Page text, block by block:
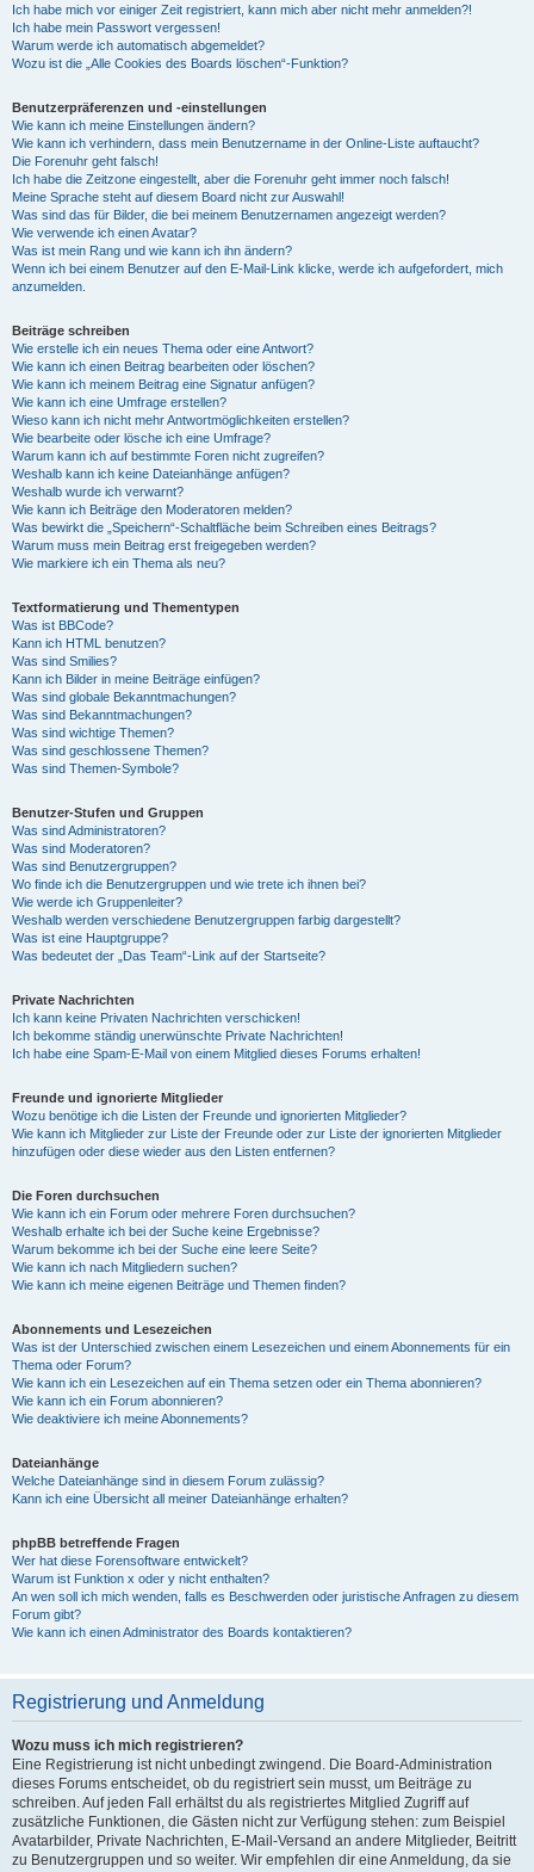
Ich habe mich vor einiger Zeit registriert, kann mich aber nicht mehr anmelden?!
Ich habe mein Passwort vergessen!
Warum werde ich automatisch abgemeldet?
Wozu ist die „Alle Cookies des Boards löschen“-Funktion?
Benutzerpräferenzen und -einstellungen
Wie kann ich meine Einstellungen ändern?
Wie kann ich verhindern, dass mein Benutzername in der Online-Liste auftaucht?
Die Forenuhr geht falsch!
Ich habe die Zeitzone eingestellt, aber die Forenuhr geht immer noch falsch!
Meine Sprache steht auf diesem Board nicht zur Auswahl!
Was sind das für Bilder, die bei meinem Benutzernamen angezeigt werden?
Wie verwende ich einen Avatar?
Was ist mein Rang und wie kann ich ihn ändern?
Wenn ich bei einem Benutzer auf den E-Mail-Link klicke, werde ich aufgefordert, mich
anzumelden.
Beiträge schreiben
Wie erstelle ich ein neues Thema oder eine Antwort?
Wie kann ich einen Beitrag bearbeiten oder löschen?
Wie kann ich meinem Beitrag eine Signatur anfügen?
Wie kann ich eine Umfrage erstellen?
Wieso kann ich nicht mehr Antwortmöglichkeiten erstellen?
Wie bearbeite oder lösche ich eine Umfrage?
Warum kann ich auf bestimmte Foren nicht zugreifen?
Weshalb kann ich keine Dateianhänge anfügen?
Weshalb wurde ich verwarnt?
Wie kann ich Beiträge den Moderatoren melden?
Was bewirkt die „Speichern“-Schaltfläche beim Schreiben eines Beitrags?
Warum muss mein Beitrag erst freigegeben werden?
Wie markiere ich ein Thema als neu?
Textformatierung und Thementypen
Was ist BBCode?
Kann ich HTML benutzen?
Was sind Smilies?
Kann ich Bilder in meine Beiträge einfügen?
Was sind globale Bekanntmachungen?
Was sind Bekanntmachungen?
Was sind wichtige Themen?
Was sind geschlossene Themen?
Was sind Themen-Symbole?
Benutzer-Stufen und Gruppen
Was sind Administratoren?
Was sind Moderatoren?
Was sind Benutzergruppen?
Wo finde ich die Benutzergruppen und wie trete ich ihnen bei?
Wie werde ich Gruppenleiter?
Weshalb werden verschiedene Benutzergruppen farbig dargestellt?
Was ist eine Hauptgruppe?
Was bedeutet der „Das Team“-Link auf der Startseite?
Private Nachrichten
Ich kann keine Privaten Nachrichten verschicken!
Ich bekomme ständig unerwünschte Private Nachrichten!
Ich habe eine Spam-E-Mail von einem Mitglied dieses Forums erhalten!
Freunde und ignorierte Mitglieder
Wozu benötige ich die Listen der Freunde und ignorierten Mitglieder?
Wie kann ich Mitglieder zur Liste der Freunde oder zur Liste der ignorierten Mitglieder
hinzufügen oder diese wieder aus den Listen entfernen?
Die Foren durchsuchen
Wie kann ich ein Forum oder mehrere Foren durchsuchen?
Weshalb erhalte ich bei der Suche keine Ergebnisse?
Warum bekomme ich bei der Suche eine leere Seite?
Wie kann ich nach Mitgliedern suchen?
Wie kann ich meine eigenen Beiträge und Themen finden?
Abonnements und Lesezeichen
Was ist der Unterschied zwischen einem Lesezeichen und einem Abonnements für ein
Thema oder Forum?
Wie kann ich ein Lesezeichen auf ein Thema setzen oder ein Thema abonnieren?
Wie kann ich ein Forum abonnieren?
Wie deaktiviere ich meine Abonnements?
Dateianhänge
Welche Dateianhänge sind in diesem Forum zulässig?
Kann ich eine Übersicht all meiner Dateianhänge erhalten?
phpBB betreffende Fragen
Wer hat diese Forensoftware entwickelt?
Warum ist Funktion x oder y nicht enthalten?
An wen soll ich mich wenden, falls es Beschwerden oder juristische Anfragen zu diesem
Forum gibt?
Wie kann ich einen Administrator des Boards kontaktieren?
Registrierung und Anmeldung
Wozu muss ich mich registrieren?
Eine Registrierung ist nicht unbedingt zwingend. Die Board-Administration
dieses Forums entscheidet, ob du registriert sein musst, um Beiträge zu
schreiben. Auf jeden Fall erhältst du als registriertes Mitglied Zugriff auf
zusätzliche Funktionen, die Gästen nicht zur Verfügung stehen: zum Beispiel
Avatarbilder, Private Nachrichten, E-Mail-Versand an andere Mitglieder, Beitritt
zu Benutzergruppen und so weiter. Wir empfehlen dir eine Anmeldung, da sie